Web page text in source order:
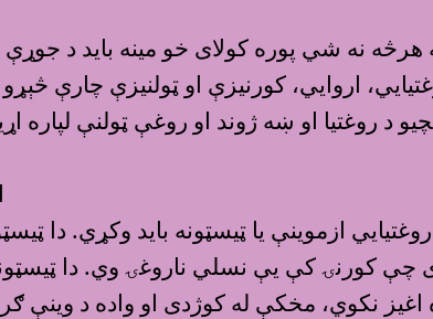
هرڅه نه‌ شي پوره کولای خو مينه بايد د جوړې
اروايي، کورنيزې او ټولنيزې چارې
ازموينې يا ټيسټونه بايد وکړي. دا
چې کورنۍ کې يې نسلي ناروغۍ وي. دا
اغيز نکوي، مخکې له کوژدی او واده د وينې